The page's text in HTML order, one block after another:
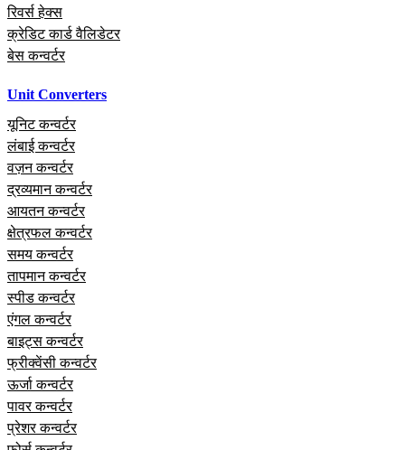
रिवर्स हेक्स
क्रेडिट कार्ड वैलिडेटर
बेस कन्वर्टर
Unit Converters
यूनिट कन्वर्टर
लंबाई कन्वर्टर
वज़न कन्वर्टर
द्रव्यमान कन्वर्टर
आयतन कन्वर्टर
क्षेत्रफल कन्वर्टर
समय कन्वर्टर
तापमान कन्वर्टर
स्पीड कन्वर्टर
एंगल कन्वर्टर
बाइट्स कन्वर्टर
फ्रीक्वेंसी कन्वर्टर
ऊर्जा कन्वर्टर
पावर कन्वर्टर
प्रेशर कन्वर्टर